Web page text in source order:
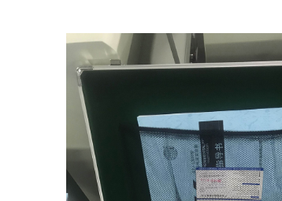
质保期：一年（非人为故意、暴力
价格：联系销售人员